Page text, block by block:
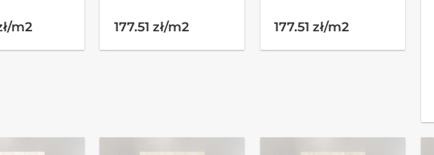
m2 177.51 zł/m2 177.51 zł/m2